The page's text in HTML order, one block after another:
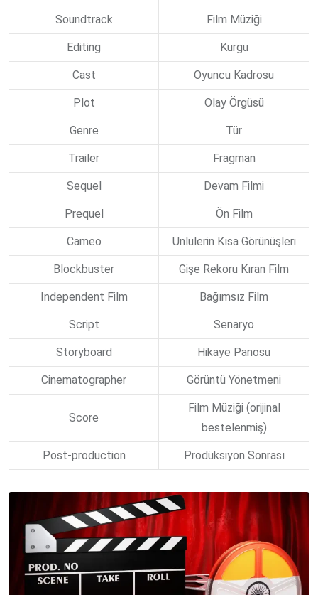
Soundtrack Film Müziği
Editing Kurgu
Cast Oyuncu Kadrosu
Plot Olay Örgüsü
Genre Tür
Trailer Fragman
Sequel Devam Filmi
Prequel Ön Film
Cameo Ünlülerin Kısa Görünüşleri
Blockbuster Gişe Rekoru Kıran Film
Independent Film Bağımsız Film
Script Senaryo
Storyboard Hikaye Panosu
Cinematographer Görüntü Yönetmeni
Score
Film Müziği (orijinal
bestelenmiş)
Post-production Prodüksiyon Sonrası